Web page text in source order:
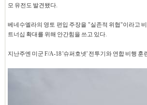
모 유전도 발견됐다.
베네수엘라의 영토 편입 주장을 "실존적 위협"이라고
트너십 확대를 위해 안간힘을 쓰고 있다.
지난주엔 미군 F/A-18 '슈퍼호넷' 전투기와 연합 비행 훈